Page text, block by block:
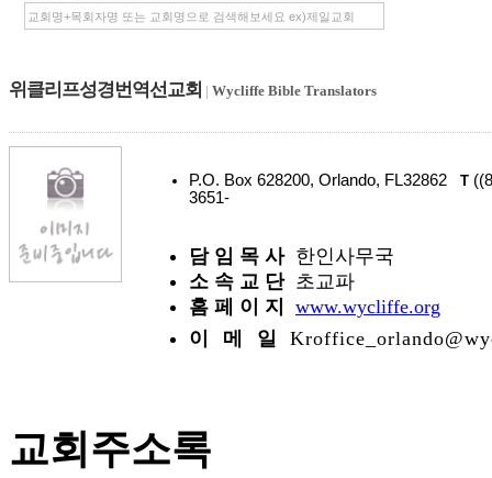
위클리프성경번역선교회 | Wycliffe Bible Translators
P.O. Box 628200, Orlando, FL32862 T
3651-
담 임 목 사 한인사무국
소 속 교 단 초교파
홈 페 이 지
www.wycliffe.org
이 메 일
교회주소록